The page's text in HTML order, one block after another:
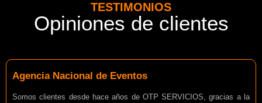
TESTIMONIOS
Opiniones de clientes
Agencia Nacional de Eventos
Somos clientes desde hace años de OTP SERVICIOS, gracias a la